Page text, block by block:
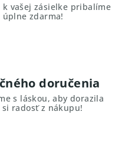
k vašej zásielke pribalíme
úplne zdarma!
doručenia
s láskou, aby dorazila
radosť z nákupu!